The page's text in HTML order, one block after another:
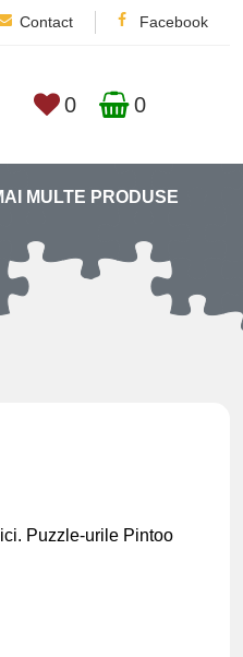
Contact Facebook
0 0
MULTE PRODUSE
Puzzle-urile Pintoo